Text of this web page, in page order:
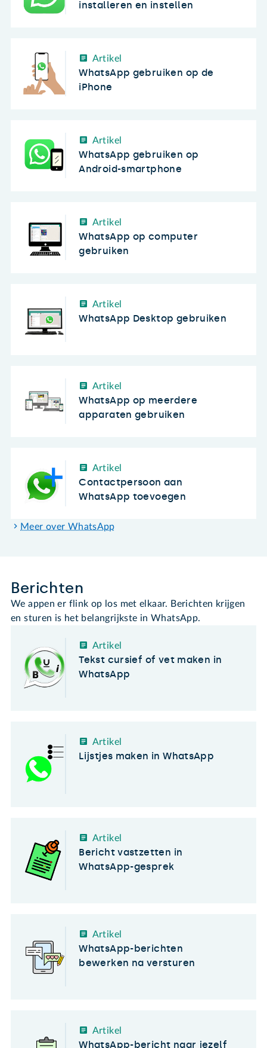
installeren en instellen
Artikel
WhatsApp gebruiken op de
iPhone
Artikel
WhatsApp gebruiken op
Android-smartphone
Artikel
WhatsApp op computer
gebruiken
Artikel
WhatsApp Desktop gebruiken
Artikel
WhatsApp op meerdere
apparaten gebruiken
Artikel
Contactpersoon aan
WhatsApp toevoegen
Meer over WhatsApp
Berichten
We appen er flink op los met elkaar. Berichten krijgen
en sturen is het belangrijkste in WhatsApp.
Artikel
Tekst cursief of vet maken in
WhatsApp
Artikel
Lijstjes maken in WhatsApp
Artikel
Bericht vastzetten in
WhatsApp-gesprek
Artikel
WhatsApp-berichten
bewerken na versturen
Artikel
WhatsApp-bericht naar jezelf